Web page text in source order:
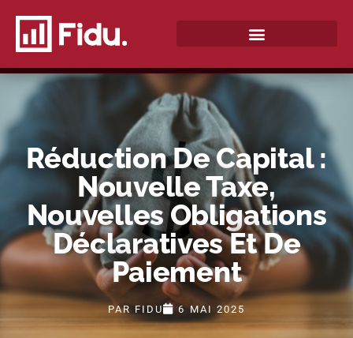
Réduction De Capital :
Nouvelle Taxe,
Nouvelles Obligations
Déclaratives Et De
Paiement
PAR FIDU 6 MAI 2025